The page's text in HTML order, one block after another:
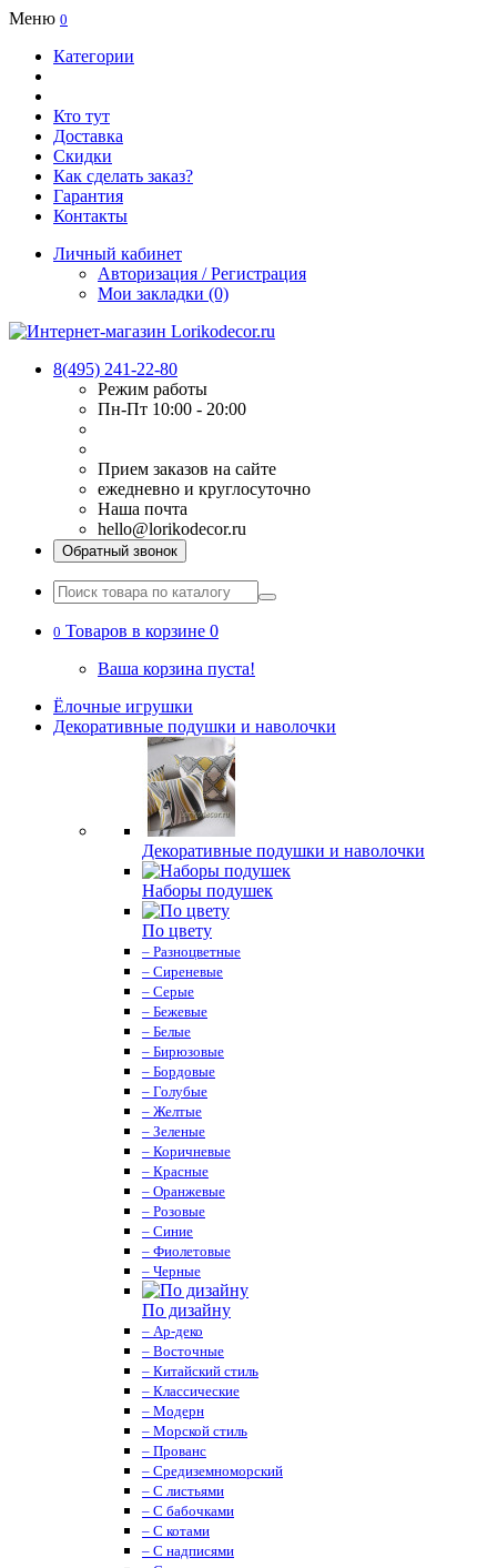
Меню 0
Категории
Кто тут
Доставка
Скидки
Как сделать заказ?
Гарантия
Контакты
Личный кабинет
Авторизация / Регистрация
Мои закладки (0)
8(495) 241-22-80
Режим работы
Пн-Пт 10:00 - 20:00
Прием заказов на сайте
ежедневно и круглосуточно
Наша почта
hello@lorikodecor.ru
Обратный звонок
0 Товаров в корзине 0
Ваша корзина пуста!
Ёлочные игрушки
Декоративные подушки и наволочки
Декоративные подушки и наволочки
Наборы подушек
По цвету
– Разноцветные
– Сиреневые
– Серые
– Бежевые
– Белые
– Бирюзовые
– Бордовые
– Голубые
– Желтые
– Зеленые
– Коричневые
– Красные
– Оранжевые
– Розовые
– Синие
– Фиолетовые
– Черные
По дизайну
– Ар-деко
– Восточные
– Китайский стиль
– Классические
– Модерн
– Морской стиль
– Прованс
– Средиземноморский
– С листьями
– С бабочками
– С котами
– С надписями